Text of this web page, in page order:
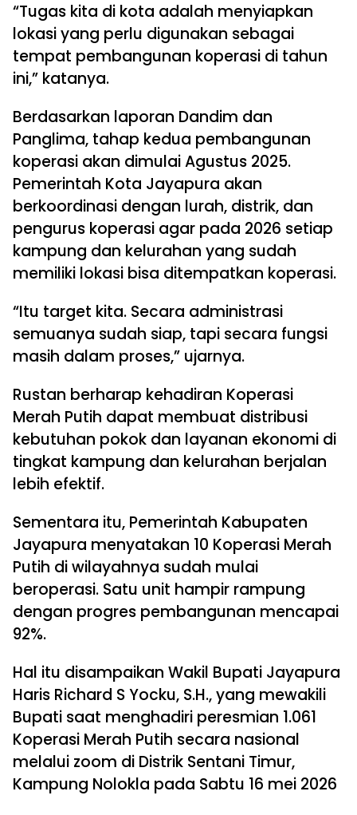
“Tugas kita di kota adalah menyiapkan
lokasi yang perlu digunakan sebagai
tempat pembangunan koperasi di tahun
ini,” katanya.
Berdasarkan laporan Dandim dan
Panglima, tahap kedua pembangunan
koperasi akan dimulai Agustus 2025.
Pemerintah Kota Jayapura akan
berkoordinasi dengan lurah, distrik, dan
pengurus koperasi agar pada 2026 setiap
kampung dan kelurahan yang sudah
memiliki lokasi bisa ditempatkan koperasi.
“Itu target kita. Secara administrasi
semuanya sudah siap, tapi secara fungsi
masih dalam proses,” ujarnya.
Rustan berharap kehadiran Koperasi
Merah Putih dapat membuat distribusi
kebutuhan pokok dan layanan ekonomi di
tingkat kampung dan kelurahan berjalan
lebih efektif.
Sementara itu, Pemerintah Kabupaten
Jayapura menyatakan 10 Koperasi Merah
Putih di wilayahnya sudah mulai
beroperasi. Satu unit hampir rampung
dengan progres pembangunan mencapai
92%.
Hal itu disampaikan Wakil Bupati Jayapura
Haris Richard S Yocku, S.H., yang mewakili
Bupati saat menghadiri peresmian 1.061
Koperasi Merah Putih secara nasional
melalui zoom di Distrik Sentani Timur,
Kampung Nolokla pada Sabtu 16 mei 2026